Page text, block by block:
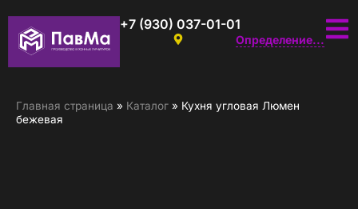
+7 (930) 037-01-01
Определение...
Главная страница » Каталог » Кухня угловая Люмен
бежевая